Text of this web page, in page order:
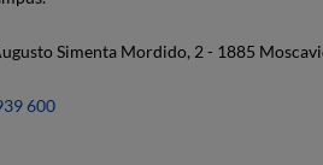
Simenta Mordido, 2 - 1885
600